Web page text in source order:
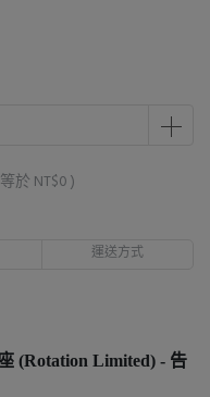
於NT$0)
運送方式
(Rotation Limited) - 告